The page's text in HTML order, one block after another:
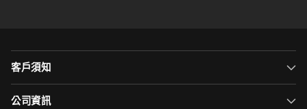
客戶須知
公司資訊